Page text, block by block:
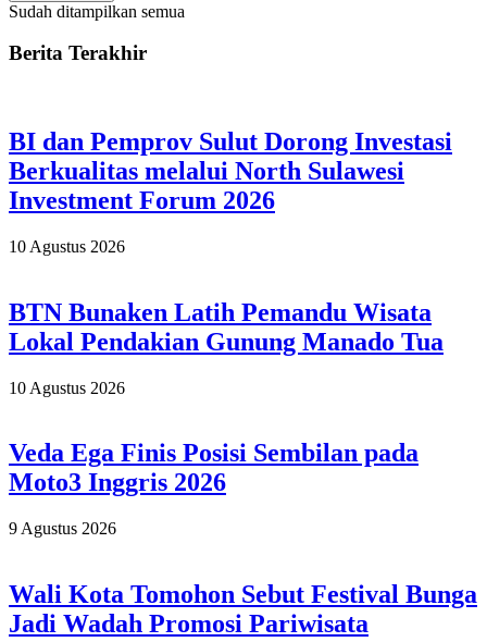
Sudah ditampilkan semua
Berita Terakhir
BI dan Pemprov Sulut Dorong Investasi
Berkualitas melalui North Sulawesi
Investment Forum 2026
10 Agustus 2026
BTN Bunaken Latih Pemandu Wisata
Lokal Pendakian Gunung Manado Tua
10 Agustus 2026
Veda Ega Finis Posisi Sembilan pada
Moto3 Inggris 2026
9 Agustus 2026
Wali Kota Tomohon Sebut Festival Bunga
Jadi Wadah Promosi Pariwisata